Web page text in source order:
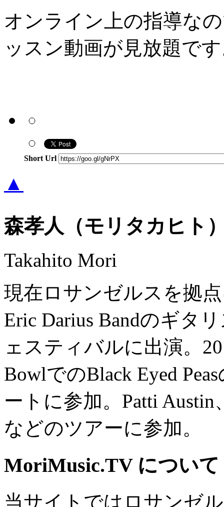
オンライン上の指導な
ッスン動画が見放題で
Short Url
▲
森孝人（モリタカヒト
Takahito Mori
現在ロサンゼルスを拠
Eric Darius Bandのギタ
ェスティバルに出演。
BowlでのBlack Eyed
ートに参加。Patti Austin
などのツアーに参加。
MoriMusic.TV について
当サイトではロサンゼ